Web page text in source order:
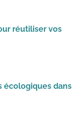
réutiliser vos
écologiques dans